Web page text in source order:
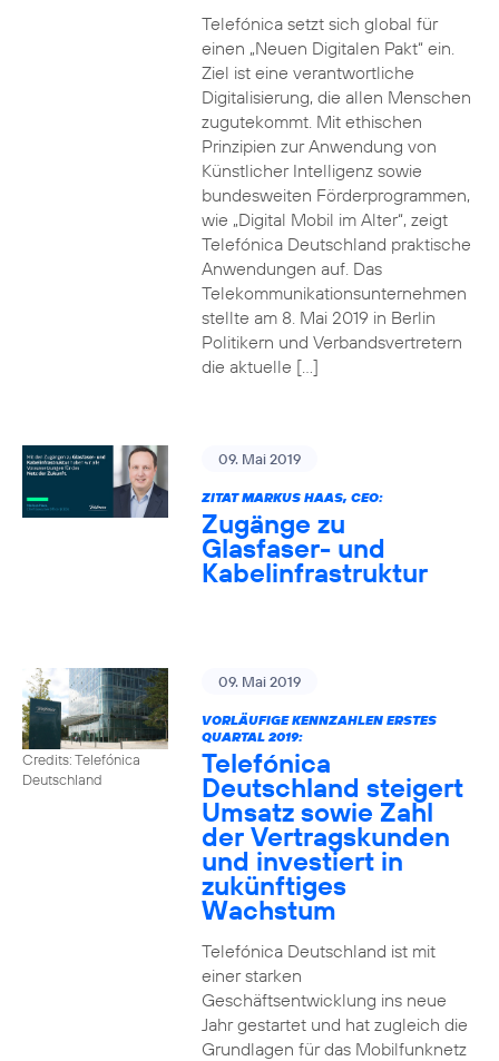
Telefónica setzt sich global für
einen „Neuen Digitalen Pakt“ ein.
Ziel ist eine verantwortliche
Digitalisierung, die allen Menschen
zugutekommt. Mit ethischen
Prinzipien zur Anwendung von
Künstlicher Intelligenz sowie
bundesweiten Förderprogrammen,
wie „Digital Mobil im Alter“, zeigt
Telefónica Deutschland praktische
Anwendungen auf. Das
Telekommunikationsunternehmen
stellte am 8. Mai 2019 in Berlin
Politikern und Verbandsvertretern
die aktuelle […]
09. Mai 2019
ZITAT MARKUS HAAS, CEO:
Zugänge zu
Glasfaser- und
Kabelinfrastruktur
Credits: Telefónica
Deutschland
09. Mai 2019
VORLÄUFIGE KENNZAHLEN ERSTES
QUARTAL 2019:
Telefónica
Deutschland steigert
Umsatz sowie Zahl
der Vertragskunden
und investiert in
zukünftiges
Wachstum
Telefónica Deutschland ist mit
einer starken
Geschäftsentwicklung ins neue
Jahr gestartet und hat zugleich die
Grundlagen für das Mobilfunknetz